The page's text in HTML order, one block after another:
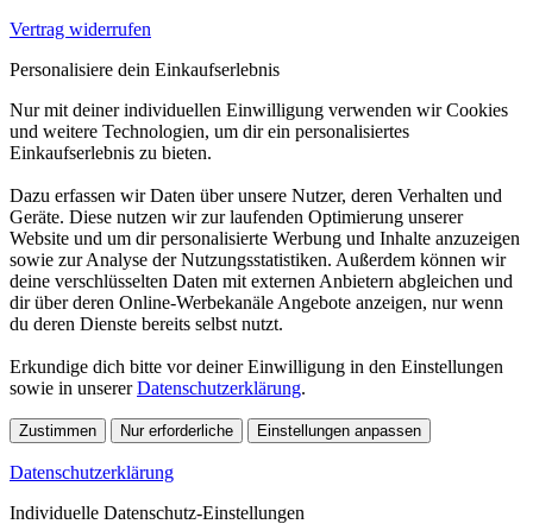
Vertrag widerrufen
Personalisiere dein Einkaufserlebnis
Nur mit deiner individuellen Einwilligung verwenden wir Cookies
und weitere Technologien, um dir ein personalisiertes
Einkaufserlebnis zu bieten.
Dazu erfassen wir Daten über unsere Nutzer, deren Verhalten und
Geräte. Diese nutzen wir zur laufenden Optimierung unserer
Website und um dir personalisierte Werbung und Inhalte anzuzeigen
sowie zur Analyse der Nutzungsstatistiken. Außerdem können wir
deine verschlüsselten Daten mit externen Anbietern abgleichen und
dir über deren Online-Werbekanäle Angebote anzeigen, nur wenn
du deren Dienste bereits selbst nutzt.
Erkundige dich bitte vor deiner Einwilligung in den Einstellungen
sowie in unsererDatenschutzerklärung.
Zustimmen Nur erforderliche Einstellungen anpassen
Datenschutzerklärung
Individuelle Datenschutz-Einstellungen